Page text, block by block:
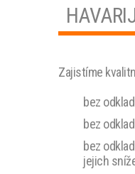
Zajistíme
bez
bez
bez
jejich